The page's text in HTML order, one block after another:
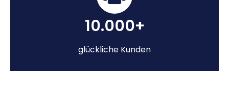
10.000+
glückliche Kunden